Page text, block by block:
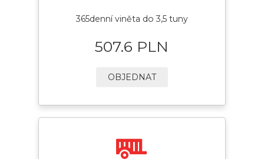
365denní viněta do 3,5 tuny
507.6 PLN
OBJEDNAT